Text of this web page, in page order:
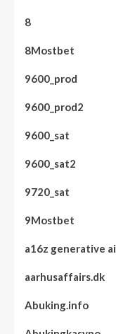
8
8Mostbet
9600_prod
9600_prod2
9600_sat
9600_sat2
9720_sat
9Mostbet
a16z generative ai
aarhusaffairs.dk
Abuking.info